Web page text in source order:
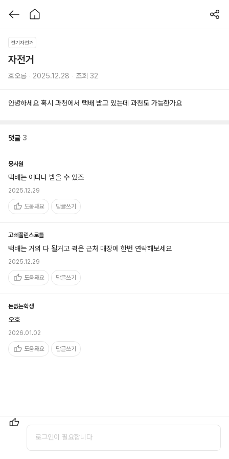
전기자전거
자전거
호오롱 ∙ 2025.12.28 ∙ 조회 32
안녕하세요 혹시 과천에서 택배 받고 있는데 과천도 가능한가요
댓글 3
뭉시원
택배는 어디나 받을 수 있죠
2025.12.29
도움돼요 답글쓰기
고삐풀린스로틀
택배는 거의 다 될거고 퀵은 근처 매장에 한번 연락해보세요
2025.12.29
도움돼요 답글쓰기
돈없는학생
오호
2026.01.02
도움돼요 답글쓰기